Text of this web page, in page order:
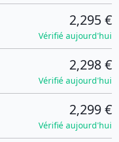
2,295 €
Vérifié aujourd'hui
2,298 €
Vérifié aujourd'hui
2,299 €
Vérifié aujourd'hui